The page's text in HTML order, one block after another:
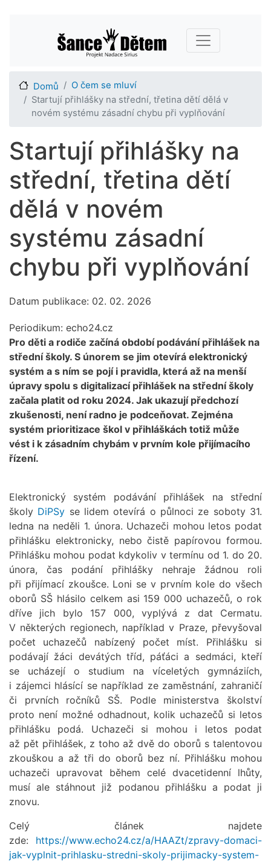
hlavnímu
obsahu
Main navigation
Domů
O čem se mluví
Startují přihlášky na střední, třetina dětí dělá v
novém systému zásadní chybu při vyplňování
Startují přihlášky na
střední, třetina dětí
dělá v novém
systému zásadní
chybu při vyplňování
Datum publikace: 02. 02. 2026
Periodikum: echo24.cz
Pro děti a rodiče začíná období podávání přihlášek na
střední školy. S únorem se jim otevírá elektronický
systém a s ním se pojí i pravidla, která až na menší
úpravy spolu s digitalizací přihlášek na střední školy
začala platit od roku 2024. Jak ukazují předchozí
zkušenosti, není radno je podceňovat. Zejména
systém prioritizace škol v přihláškách totiž může
vést i k zásadním chybám v prvním kole přijímacího
řízení.
Elektronický systém podávání přihlášek na střední
školy DiPSy se lidem otevírá o půlnoci ze soboty 31.
ledna na neděli 1. února. Uchazeči mohou letos podat
přihlášku elektronicky, nebo čistě papírovou formou.
Přihlášku mohou podat kdykoliv v termínu od 1. do 20.
února, čas podání přihlášky nehraje žádnou roli
při přijímací zkoušce. Loni se v prvním kole do všech
oborů SŠ hlásilo celkem asi 159 000 uchazečů, o rok
dříve jich bylo 157 000, vyplývá z dat Cermatu.
V některých regionech, například v Praze, převyšoval
počet uchazečů nabízený počet míst. Přihlášku si
podávají žáci devátých tříd, páťáci a sedmáci, kteří
se ucházejí o studium na víceletých gymnáziích,
i zájemci hlásící se například ze zaměstnání, zahraničí
či prvních ročníků SŠ. Podle ministerstva školství
proto není možné odhadnout, kolik uchazečů si letos
přihlášku podá. Uchazeči si mohou i letos podat
až pět přihlášek, z toho až dvě do oborů s talentovou
zkouškou a až tři do oborů bez ní. Přihlášku mohou
uchazeči upravovat během celé dvacetidenní lhůty,
musí ale stáhnout již podanou přihlášku a podat ji
znovu.
Celý článek najdete
zde: https://www.echo24.cz/a/HAAZt/zpravy-domaci-
jak-vyplnit-prihlasku-stredni-skoly-prijimacky-system-